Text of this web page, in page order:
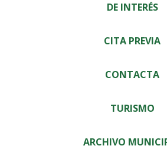
DE INTERÉS
CITA PREVIA
CONTACTA
TURISMO
ARCHIVO